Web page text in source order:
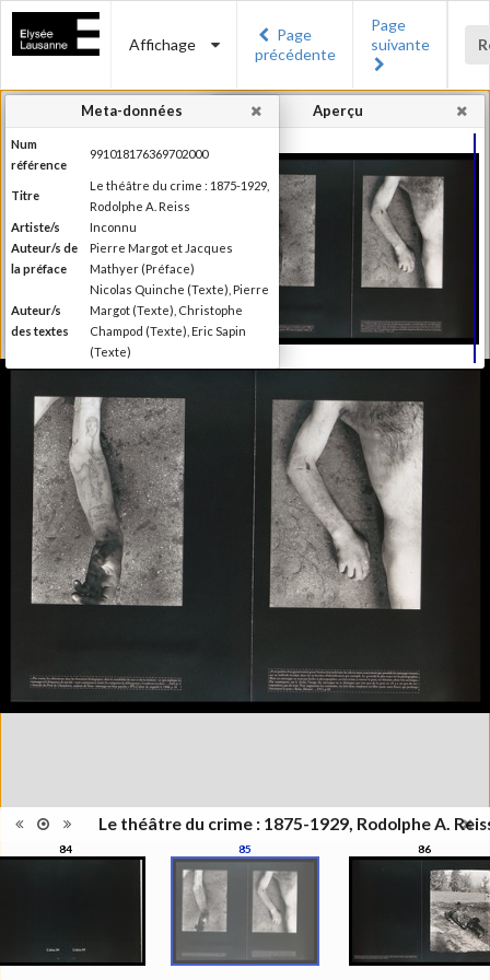
Affichage
Page
précédente
Page
suivante
Le théâtre du crime : 1875-1929, Rodolphe A.
84 85 86
Aperçu
Meta-données
Num
référence
991018176369702000
Titre
Le théâtre du crime : 1875-1929,
Rodolphe A. Reiss
Artiste/s
Inconnu
Auteur/s de
la préface
Pierre Margot et Jacques
Mathyer (Préface)
Auteur/s
des textes
Nicolas Quinche (Texte), Pierre
Margot (Texte), Christophe
Champod (Texte), Eric Sapin
(Texte)
Presses polytechniques et
universitaires romandes
d'édition
Lausanne
Date
d'édition
2009
Information
édition
Publié à l'occasion de
l'exposition : "Le théâtre du
crime - Photographies de
Rodolphe A. Reiss", Musée de
l'Elysée, Lausanne, 27 juin - 25
octobre 2009
Information
images
Noir & Blanc
ISBN/ISSN
ISBN 9782880748241